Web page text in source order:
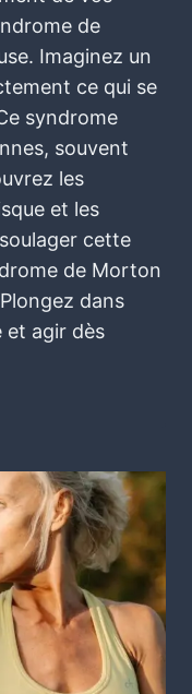
de
Imaginez un
ce qui se
syndrome
souvent
les
et les
cette
de Morton
dans
et agir dès